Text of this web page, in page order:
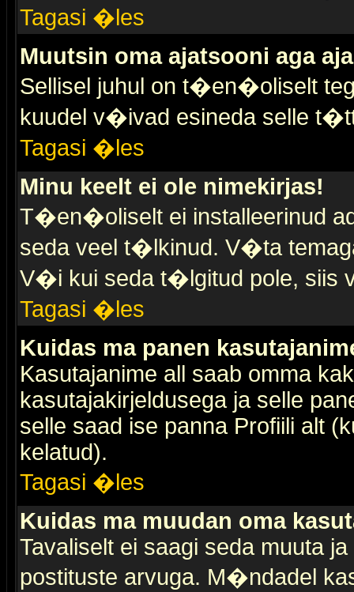
Tagasi �les
Muutsin oma ajatsooni aga
Sellisel juhul on t�en�oliselt
kuudel v�ivad esineda selle
Tagasi �les
Minu keelt ei ole nimekirjas!
T�en�oliselt ei installeerinud
seda veel t�lkinud. V�ta
V�i kui seda t�lgitud pole, siis
Tagasi �les
Kuidas ma panen
Kasutajanime all saab omma
kasutajakirjeldusega ja selle
selle saad ise panna Profiili alt
kelatud).
Tagasi �les
Kuidas ma muudan oma
Tavaliselt ei saagi seda muuta
postituste arvuga. M�ndadel